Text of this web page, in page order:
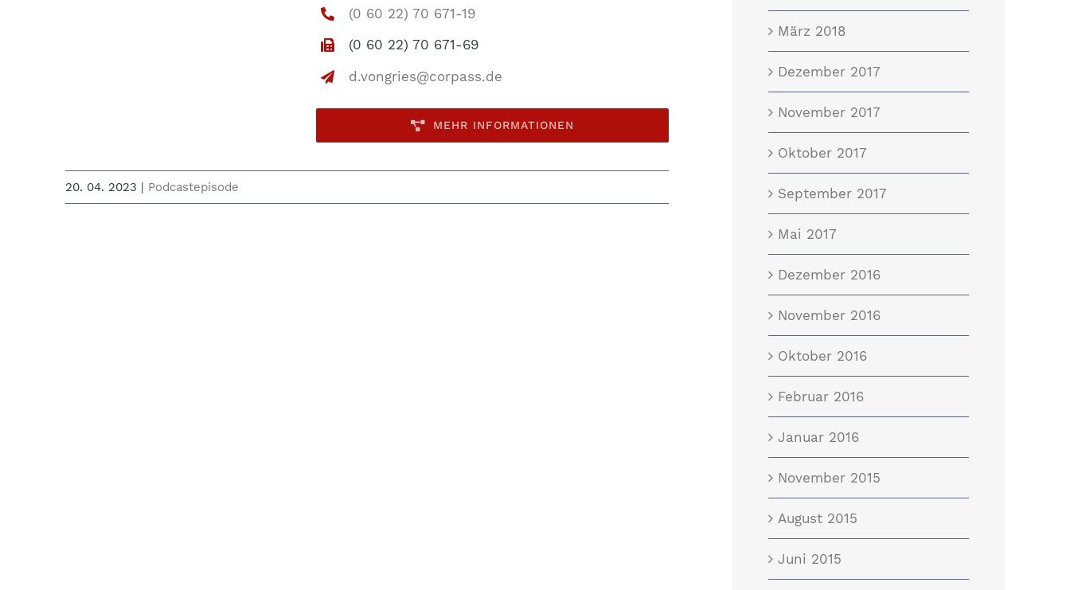
(0 60 22) 70 671-19
(0 60 22) 70 671-69
d.vongries@corpass.de
MEHR INFORMATIONEN
20. 04. 2023 | Podcastepisode
März 2018
Dezember 2017
November 2017
Oktober 2017
September 2017
Mai 2017
Dezember 2016
November 2016
Oktober 2016
Februar 2016
Januar 2016
November 2015
August 2015
Juni 2015